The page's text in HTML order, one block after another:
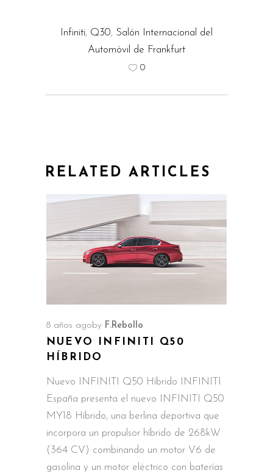
Infiniti, Q30, Salón Internacional del
Automóvil de Frankfurt
0
RELATED ARTICLES
8 años ago by F.Rebollo
NUEVO INFINITI Q50
HÍBRIDO
Nuevo INFINITI Q50 Híbrido INFINITI
España presenta el nuevo INFINITI Q50
MY18 Híbrido, una berlina deportiva que
incorpora un propulsor híbrido de 268kW
(364 CV) combinando un motor V6 de
gasolina y un motor eléctrico con baterías